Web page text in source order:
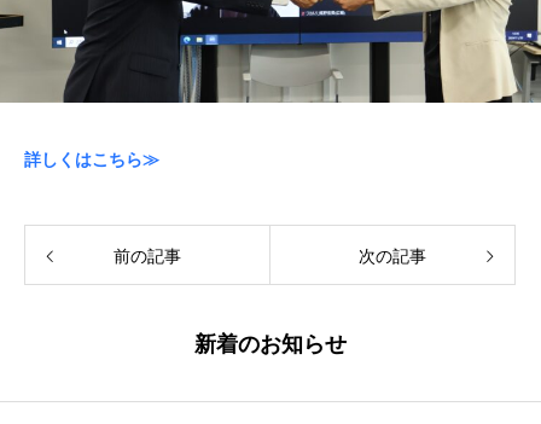
詳しくはこちら≫
前の記事 次の記事
新着のお知らせ